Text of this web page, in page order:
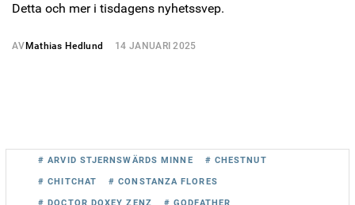
Detta och mer i tisdagens nyhetssvep.
AV Mathias Hedlund 14 JANUARI 2025
# ARVID STJERNSWÄRDS MINNE # CHESTNUT
# CHITCHAT # CONSTANZA FLORES
# DOCTOR DOXEY ZENZ # GODFATHER